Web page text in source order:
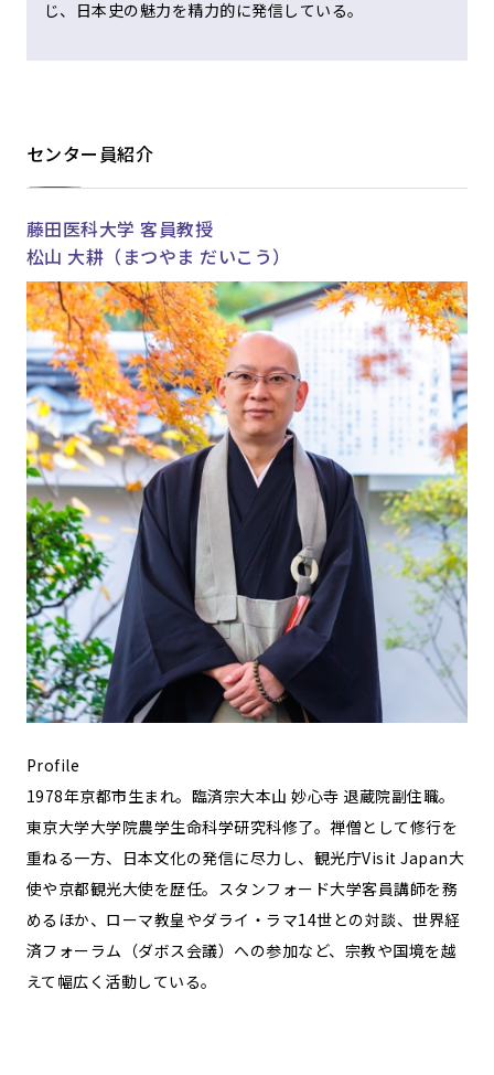
じ、日本史の魅力を精力的に発信している。
センター員紹介
藤田医科大学 客員教授
松山 大耕（まつやま だいこう）
Profile
1978年京都市生まれ。臨済宗大本山 妙心寺 退蔵院副住職。
東京大学大学院農学生命科学研究科修了。禅僧として修行を
重ねる一方、日本文化の発信に尽力し、観光庁Visit Japan大
使や京都観光大使を歴任。スタンフォード大学客員講師を務
めるほか、ローマ教皇やダライ・ラマ14世との対談、世界経
済フォーラム（ダボス会議）への参加など、宗教や国境を越
えて幅広く活動している。